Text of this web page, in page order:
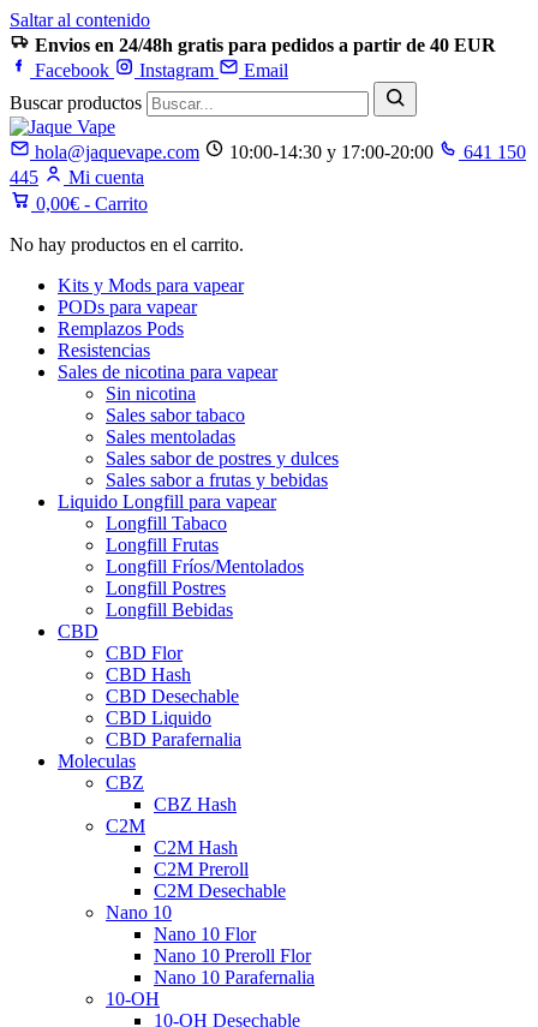
Saltar al contenido
Envios en 24/48h gratis para pedidos a partir de 40 EUR
Facebook
Instagram
Email
Buscar productos
hola@jaquevape.com 10:00-14:30 y 17:00-20:00
641 150
445
Mi cuenta
0,00€ - Carrito
No hay productos en el carrito.
Kits y Mods para vapear
PODs para vapear
Remplazos Pods
Resistencias
Sales de nicotina para vapear
Sin nicotina
Sales sabor tabaco
Sales mentoladas
Sales sabor de postres y dulces
Sales sabor a frutas y bebidas
Liquido Longfill para vapear
Longfill Tabaco
Longfill Frutas
Longfill Fríos/Mentolados
Longfill Postres
Longfill Bebidas
CBD
CBD Flor
CBD Hash
CBD Desechable
CBD Liquido
CBD Parafernalia
Moleculas
CBZ
CBZ Hash
C2M
C2M Hash
C2M Preroll
C2M Desechable
Nano 10
Nano 10 Flor
Nano 10 Preroll Flor
Nano 10 Parafernalia
10-OH
10-OH Desechable